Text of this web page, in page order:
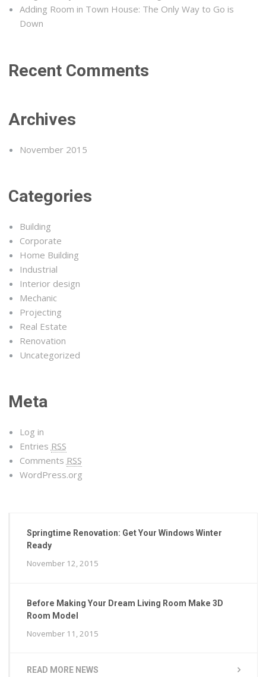
Adding Room in Town House: The Only Way to Go is
Down
Recent Comments
Archives
November 2015
Categories
Building
Corporate
Home Building
Industrial
Interior design
Mechanic
Projecting
Real Estate
Renovation
Uncategorized
Meta
Log in
Entries RSS
Comments RSS
WordPress.org
Springtime Renovation: Get Your Windows Winter
Ready
November 12, 2015
Before Making Your Dream Living Room Make 3D
Room Model
November 11, 2015
READ MORE NEWS